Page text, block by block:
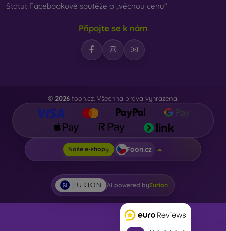
Statut Facebookové soutěže o „věcnou cenu“
Připojte se k nám
© 2026 foon.cz. Všechna práva vyhrazena.
Naše e-shopy Foon.cz
AI powered byEurion